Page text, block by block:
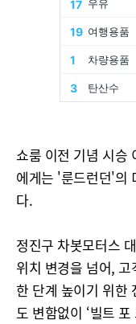
쇼룸 이전 기념 시승
에게는 '룬드런던'의
다.
정진구 차봇모터스
위치 변경을 넘어,
한 단계 높이기 위한
도 변함없이 ‘빌트